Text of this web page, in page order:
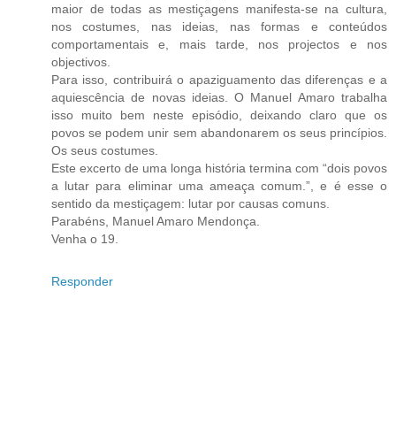
maior de todas as mestiçagens manifesta-se na cultura,
nos costumes, nas ideias, nas formas e conteúdos
comportamentais e, mais tarde, nos projectos e nos
objectivos.
Para isso, contribuirá o apaziguamento das diferenças e a
aquiescência de novas ideias. O Manuel Amaro trabalha
isso muito bem neste episódio, deixando claro que os
povos se podem unir sem abandonarem os seus princípios.
Os seus costumes.
Este excerto de uma longa história termina com “dois povos
a lutar para eliminar uma ameaça comum.”, e é esse o
sentido da mestiçagem: lutar por causas comuns.
Parabéns, Manuel Amaro Mendonça.
Venha o 19.
Responder